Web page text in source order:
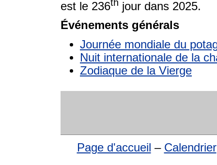
est le 236th jour dans 2025.
Événements générals
Journée mondiale du
Nuit internationale de la
Zodiaque de la Vierge
Page d'accueil – Calendrier